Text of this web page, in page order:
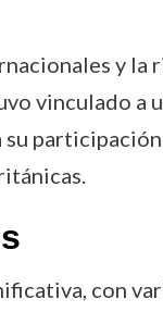
y
vinculado
con